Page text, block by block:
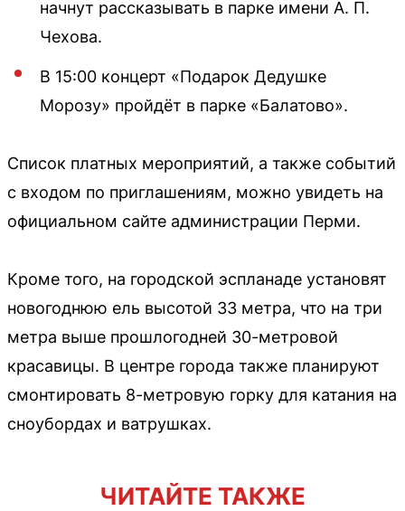
начнут рассказывать в парке имени А. П.
Чехова.
В 15:00 концерт «Подарок Дедушке
Морозу» пройдёт в парке «Балатово».
Список платных мероприятий, а также событий
с входом по приглашениям, можно увидеть на
официальном сайте администрации Перми.
Кроме того, на городской эспланаде установят
новогоднюю ель высотой 33 метра, что на три
метра выше прошлогодней 30-метровой
красавицы. В центре города также планируют
смонтировать 8-метровую горку для катания на
сноубордах и ватрушках.
ЧИТАЙТЕ ТАКЖЕ